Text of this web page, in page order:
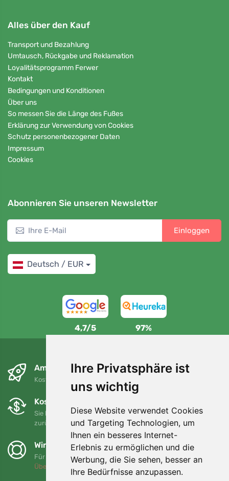
Ihre Privatsphäre ist
uns wichtig
Diese Website verwendet Cookies
und Targeting Technologien, um
Ihnen ein besseres Internet-
Erlebnis zu ermöglichen und die
Werbung, die Sie sehen, besser an
Ihre Bedürfnisse anzupassen.
Alles über den Kauf
Transport und Bezahlung
Umtausch, Rückgabe und Reklamation
Loyalitätsprogramm Ferwer
Kontakt
Bedingungen und Konditionen
Über uns
So messen Sie die Länge des Fußes
Erklärung zur Verwendung von Cookies
Schutz personenbezogener Daten
Impressum
Cookies
Abonnieren Sie unseren Newsletter
Einloggen
Deutsch / EUR
4,7/5 97%
Am nächsten Tag und kostenlos
Kostenloser Versand für Bestellungen über 80 EUR
Kostenloser Umtausch und Rückgabe
Sie können Ihre Bestellung jederzeit innerhalb von 90 Tagen
zurückgeben oder umtauschen.
Wir unterstützen Trees.org
Für jede Bestellung pflanzen wir einen Baum! Mehr lesen
Über uns